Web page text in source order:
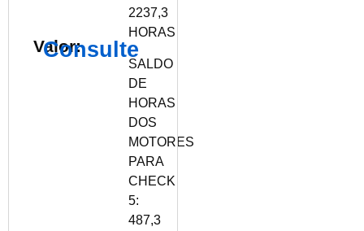
Valor:
Consulte
2237,3
HORAS
SALDO
DE
HORAS
DOS
MOTORES
PARA
CHECK
5:
487,3